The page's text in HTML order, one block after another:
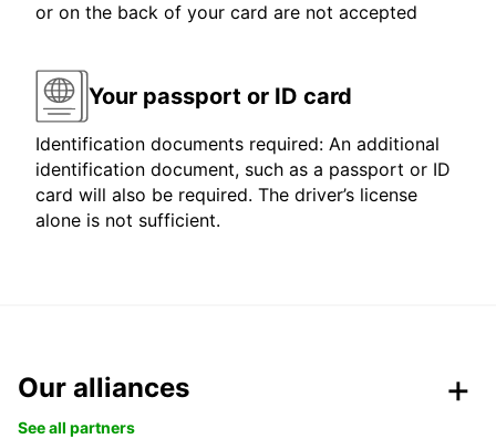
or on the back of your card are not accepted
Your passport or ID card
Identification documents required: An additional
identification document, such as a passport or ID
card will also be required. The driver’s license
alone is not sufficient.
Our alliances
See all partners